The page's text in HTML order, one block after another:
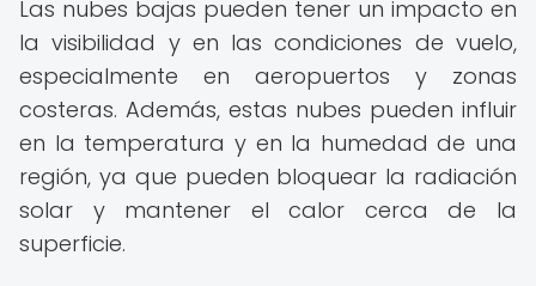
Las nubes bajas pueden tener un impacto en
la visibilidad y en las condiciones de vuelo,
especialmente en aeropuertos y zonas
costeras. Además, estas nubes pueden influir
en la temperatura y en la humedad de una
región, ya que pueden bloquear la radiación
solar y mantener el calor cerca de la
superficie.